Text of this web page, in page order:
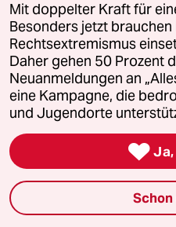
Feedback
Aboservice
ePaper Login
Downloads für
© 2026 taz Verlags und
Alle Rechte vorbehalten. Bei
Mit doppelter Kraft für
Besonders jetzt
Rechtsextremismus
Daher gehen 50 Prozent
Neuanmeldungen an
eine Kampagne, die
und Jugendorte
